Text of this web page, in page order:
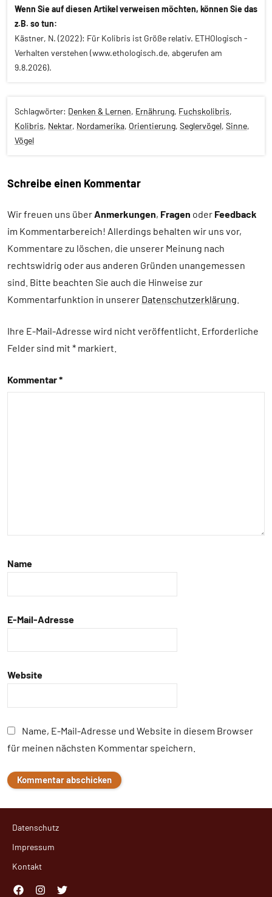
Wenn Sie auf diesen Artikel verweisen möchten, können Sie das
z.B. so tun:
Kästner, N. (2022): Für Kolibris ist Größe relativ. ETHOlogisch -
Verhalten verstehen (www.ethologisch.de, abgerufen am
9.8.2026).
Schlagwörter: Denken & Lernen, Ernährung, Fuchskolibris,
Kolibris, Nektar, Nordamerika, Orientierung, Seglervögel, Sinne,
Vögel
Alle
Themen
Alle
Tiergruppen
Ernährung
Forschung
aktuell
und
Kognition
Schreibe einen Kommentar
Wir freuen uns überAnmerkungen, Fragen oder Feedback
im Kommentarbereich! Allerdings behalten wir uns vor,
Kommentare zu löschen, die unserer Meinung nach
rechtswidrig oder aus anderen Gründen unangemessen
sind. Bitte beachten Sie auch die Hinweise zur
Kommentarfunktion in unserer Datenschutzerklärung
Ihre E-Mail-Adresse wird nicht veröffentlicht. Erforderliche
Felder sind mit * markiert
Kommentar*
Name
E-Mail-Adresse
Website
Name, E-Mail-Adresse und Website in diesem Browser
für meinen nächsten Kommentar speichern.
Datenschutz
Impressum
Kontakt
FacebookInstagramTwitter